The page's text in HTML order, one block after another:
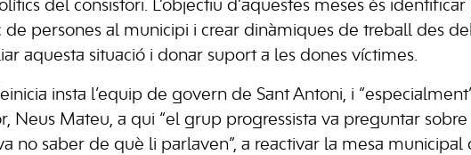
del consistori. L’objectiu d’aquestes meses és
de persones al municipi i crear dinàmiques de treball des
aquesta situació i donar suport a les dones víctimes.
insta l’equip de govern de Sant Antoni, i
Neus Mateu, a qui “el grup progressista va preguntar
no saber de què li parlaven”, a reactivar la mesa